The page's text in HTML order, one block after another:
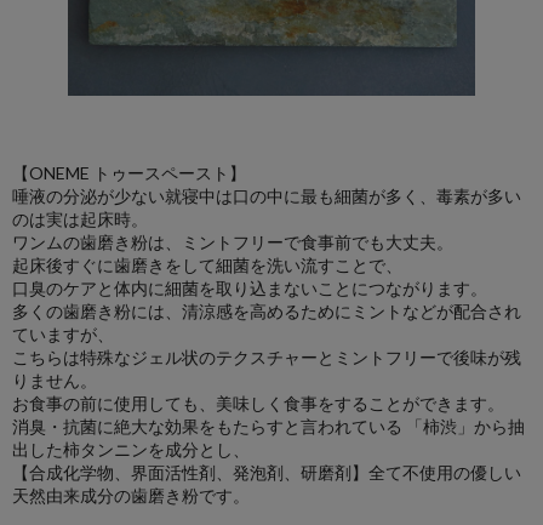
【ONEME トゥースペースト】
唾液の分泌が少ない就寝中は口の中に最も細菌が多く、毒素が多い
のは実は起床時。
ワンムの歯磨き粉は、ミントフリーで食事前でも大丈夫。
起床後すぐに歯磨きをして細菌を洗い流すことで、
口臭のケアと体内に細菌を取り込まないことにつながります。
多くの歯磨き粉には、清涼感を高めるためにミントなどが配合され
ていますが、
こちらは特殊なジェル状のテクスチャーとミントフリーで後味が残
りません。
お食事の前に使用しても、美味しく食事をすることができます。
消臭・抗菌に絶大な効果をもたらすと言われている 「柿渋」から抽
出した柿タンニンを成分とし、
【合成化学物、界面活性剤、発泡剤、研磨剤】全て不使用の優しい
天然由来成分の歯磨き粉です。